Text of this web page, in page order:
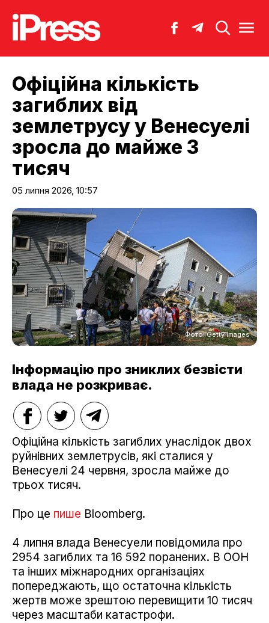
Офіційна кількість
загиблих від
землетрусу у Венесуелі
зросла до майже 3
тисяч
05 липня 2026, 10:57
Фото: Getty Images
Інформацію про зниклих безвісти
влада не розкриває.
Офіційна кількість загиблих унаслідок двох
руйнівних землетрусів, які сталися у
Венесуелі 24 червня, зросла майже до
трьох тисяч.
Про це пише Bloomberg.
4 липня влада Венесуели повідомила про
2954 загиблих та 16 592 поранених. В ООН
та інших міжнародних організаціях
попереджають, що остаточна кількість
жертв може зрештою перевищити 10 тисяч
через масштаби катастрофи.